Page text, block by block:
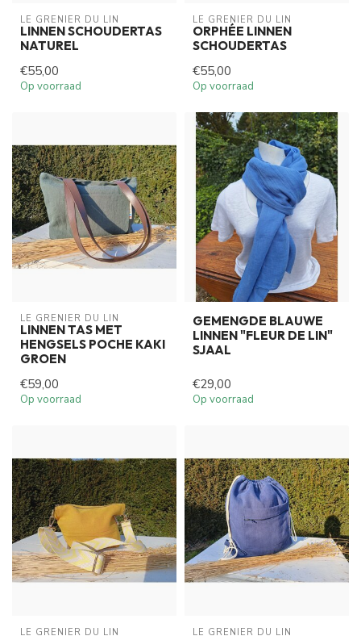
LE GRENIER DU LIN
LINNEN SCHOUDERTAS
NATUREL
€55,00
Op voorraad
LE GRENIER DU LIN
ORPHÉE LINNEN
SCHOUDERTAS
€55,00
Op voorraad
LE GRENIER DU LIN
LINNEN TAS MET
HENGSELS POCHE KAKI
GROEN
€59,00
Op voorraad
GEMENGDE BLAUWE
LINNEN "FLEUR DE LIN"
SJAAL
€29,00
Op voorraad
LE GRENIER DU LIN LE GRENIER DU LIN